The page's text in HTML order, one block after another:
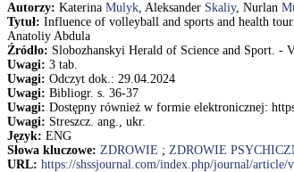
Autorzy: Katerina Mulyk, Aleksander Skaliy, Nurlan
Tytuł: Influence of volleyball and sports and health
Anatoliy Abdula
Źródło: Slobozhanskyi Herald of Science and Sport. -
Uwagi: 3 tab.
Uwagi: Odczyt dok.: 29.04.2024
Uwagi: Bibliogr. s. 36-37
Uwagi: Dostępny również w formie elektronicznej:
Uwagi: Streszcz. ang., ukr.
Język: ENG
Słowa kluczowe: ZDROWIE ; ZDROWIE
URL: https://shssjournal.com/index.php/journal/article/